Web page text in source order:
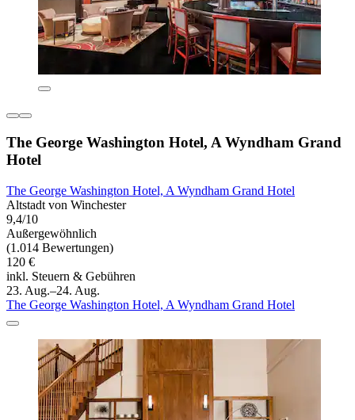
The George Washington Hotel, A Wyndham Grand
Hotel
The George Washington Hotel, A Wyndham Grand Hotel
Altstadt von Winchester
9,4/10
Außergewöhnlich
(1.014 Bewertungen)
120 €
inkl. Steuern & Gebühren
23. Aug.–24. Aug.
The George Washington Hotel, A Wyndham Grand Hotel